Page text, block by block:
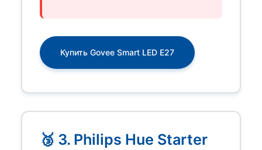
Купить Govee Smart LED E27
🥉 3. Philips Hue Starter